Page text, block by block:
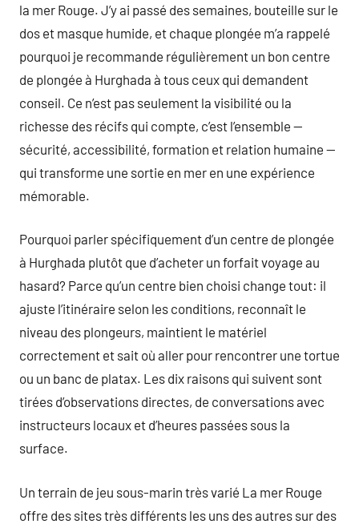
la mer Rouge. J’y ai passé des semaines, bouteille sur le
dos et masque humide, et chaque plongée m’a rappelé
pourquoi je recommande régulièrement un bon centre
de plongée à Hurghada à tous ceux qui demandent
conseil. Ce n’est pas seulement la visibilité ou la
richesse des récifs qui compte, c’est l’ensemble —
sécurité, accessibilité, formation et relation humaine —
qui transforme une sortie en mer en une expérience
mémorable.
Pourquoi parler spécifiquement d’un centre de plongée
à Hurghada plutôt que d’acheter un forfait voyage au
hasard? Parce qu’un centre bien choisi change tout: il
ajuste l’itinéraire selon les conditions, reconnaît le
niveau des plongeurs, maintient le matériel
correctement et sait où aller pour rencontrer une tortue
ou un banc de platax. Les dix raisons qui suivent sont
tirées d’observations directes, de conversations avec
instructeurs locaux et d’heures passées sous la
surface.
Un terrain de jeu sous-marin très varié La mer Rouge
offre des sites très différents les uns des autres sur des